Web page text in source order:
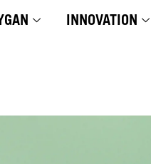
INNOVATION